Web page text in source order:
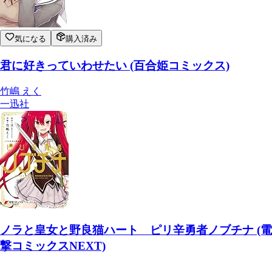
気になる 購入済み
君に好きっていわせたい (百合姫コミックス)
竹嶋 えく
一迅社
ノラと皇女と野良猫ハート ピリ辛勇者ノブチナ (電
撃コミックスNEXT)